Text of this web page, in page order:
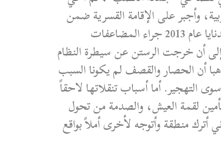
وأجبر على الإقامة القسرية ضمن
الكلية الحربية في حمص، ولاحقاً تم سوقه إلى عدة أفرع أمنية، قبل أن يفارق الحياة في سجن صيدنايا عام 2013 جراء المضاعفات
أن خرجت الرستن عن سيطرة النظام
وتنعدم سبل الحياة ونهجر قسرياً إلى الشمال السوري عام 2018. تؤكد هبا أن الحصار والقصف لم يكونا السبب
التهجير. أما أسباب تنقلاتها لاحقاً
لقمة العيش، والصدمة من تحول
أترك منطقة وأتوجه لأخرى أملاً بواقع